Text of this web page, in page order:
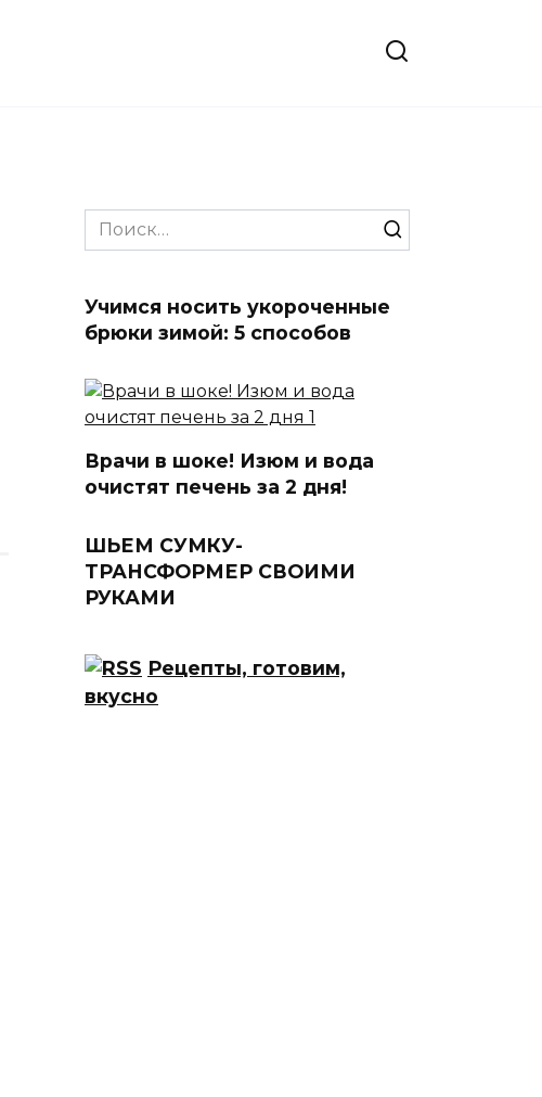
Search
for:
Учимся носить укороченные
брюки зимой: 5 способов
Врачи в шоке! Изюм и вода
очистят печень за 2 дня!
ШЬЕМ СУМКУ-
ТРАНСФОРМЕР СВОИМИ
РУКАМИ
Рецепты, готовим,
вкусно